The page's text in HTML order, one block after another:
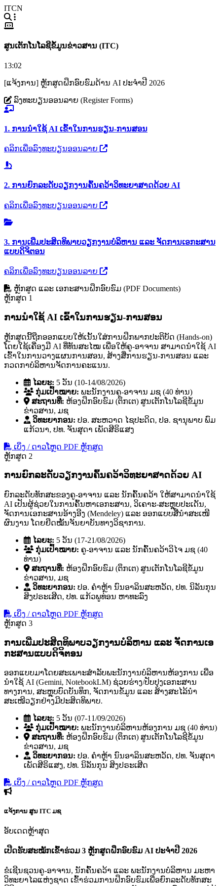
ITCN
ສູນເຕັກໂນໂລຊີຂໍ້ມູນຂ່າວສານ (ITC)
13:02
[ແຈ້ງການ] ຫຼັກສູດຝຶກອົບຮົມດ້ານ AI ປະຈຳປີ 2026
ລົງທະບຽນອອນລາຍ (Register Forms)
1. ການນຳໃຊ້ AI ເຂົ້າໃນການຮຽນ-ການສອນ
ຄລິກເພື່ອລົງທະບຽນອອນລາຍ
2. ການຍົກລະດັບວຽກງານຄົ້ນຄວ້າວິທະຍາສາດດ້ວຍ AI
ຄລິກເພື່ອລົງທະບຽນອອນລາຍ
3. ການເພີ່ມປະສິດທິພາບວຽກງານບໍລິຫານ ແລະ ຈັດການເອກະສານ
ແບບດິຈິຕອນ
ຄລິກເພື່ອລົງທະບຽນອອນລາຍ
ຫຼັກສູດ ແລະ ເອກະສານຝຶກອົບຮົມ (PDF Documents)
ຫຼັກສູດ 1
ການນໍາໃຊ້ AI ເຂົ້າໃນການຮຽນ-ການສອນ
ຫຼັກສູດນີ້ຖືກອອກແບບໃຫ້ເນັ້ນໃສ່ການຝຶກພາກປະຕິບັດ (Hands-on)
ໂດຍໃຊ້ເຄື່ອງມື AI ທີ່ທັນສະໄໝ ເພື່ອໃຫ້ຄູ-ອາຈານ ສາມາດນໍາໃຊ້ AI
ເຂົ້າໃນການວາງແຜນການສອນ, ສ້າງສື່ການຮຽນ-ການສອນ ແລະ
ກວດກາບໍລິຫານຈັດການຄະແນນ.
ໄລຍະ: 5 ວັນ (10-14/08/2026)
ກຸ່ມເປົ້າໝາຍ: ພະນັກງານຄູ-ອາຈານ ມຊ (40 ທ່ານ)
ສະຖານທີ່: ຫ້ອງຝຶກອົບຮົມ (ຕຶກເຕ) ສູນເຕັກໂນໂລຊີຂໍ້ມູນ
ຂ່າວສານ, ມຊ
ວິທະຍາກອນ: ປອ. ສະຫວາດ ໄຊປະດິດ, ປອ. ຊານຸພາບ ພົມ
ແກ້ວນາ, ປທ. ຈັນສຸດາ ເພັດສີຣິແສງ
ເບິ່ງ / ດາວໂຫຼດ PDF ຫຼັກສູດ
ຫຼັກສູດ 2
ການຍົກລະດັບວຽກງານຄົ້ນຄວ້າວິທະຍາສາດດ້ວຍ AI
ຍົກລະດັບທັກສະຂອງຄູ-ອາຈານ ແລະ ນັກຄົ້ນຄວ້າ ໃຫ້ສາມາດນໍາໃຊ້
AI ເປັນຜູ້ຊ່ວຍໃນການຄົ້ນຫາເອກະສານ, ວິເຄາະ-ສະຫຼຸບປະເດັນ,
ຈັດການເອກະສານອ້າງອີງ (Mendeley) ແລະ ອອກແບບສື່ນໍາສະເໜີ
ຜົນງານ ໂດຍຢຶດໝັ້ນຈັນຍາບັນທາງວິຊາການ.
ໄລຍະ: 5 ວັນ (17-21/08/2026)
ກຸ່ມເປົ້າໝາຍ: ຄູ-ອາຈານ ແລະ ນັກຄົ້ນຄວ້າວິໄຈ ມຊ (40
ທ່ານ)
ສະຖານທີ່: ຫ້ອງຝຶກອົບຮົມ (ຕຶກເຕ) ສູນເຕັກໂນໂລຊີຂໍ້ມູນ
ຂ່າວສານ, ມຊ
ວິທະຍາກອນ: ປອ. ຄໍາຫຼ້າ ນົນອາລິນສະຫວັດ, ປທ. ນິລັນກຸນ
ສິງປຣະເສີດ, ປທ. ແກ້ວພູທ່ອນ ຫາທະລົງ
ເບິ່ງ / ດາວໂຫຼດ PDF ຫຼັກສູດ
ຫຼັກສູດ 3
ການເພີ່ມປະສິດທິພາບວຽກງານບໍລິຫານ ແລະ ຈັດການເອ
ກະສານແບບດິຈິຕອນ
ອອກແບບມາໂດຍສະເພາະສຳລັບພະນັກງານບໍລິຫານຫ້ອງການ ເພື່ອ
ນຳໃຊ້ AI (Gemini, NotebookLM) ຊ່ວຍຮ່າງ/ປັບປຸງເອກະສານ
ທາງການ, ສະຫຼຸບບົດບັນທຶກ, ຈັດການຂໍ້ມູນ ແລະ ສ້າງສະໄລ້ນຳ
ສະເໜີວຽກຢ່າງມີປະສິດທິພາບ.
ໄລຍະ: 5 ວັນ (07-11/09/2026)
ກຸ່ມເປົ້າໝາຍ: ພະນັກງານບໍລິຫານຫ້ອງການ ມຊ (40 ທ່ານ)
ສະຖານທີ່: ຫ້ອງຝຶກອົບຮົມ (ຕຶກເຕ) ສູນເຕັກໂນໂລຊີຂໍ້ມູນ
ຂ່າວສານ, ມຊ
ວິທະຍາກອນ: ປອ. ຄໍາຫຼ້າ ນົນອາລິນສະຫວັດ, ປທ. ຈັນສຸດາ
ເພັດສີຣິແສງ, ປທ. ນິລັນກຸນ ສິງປຣະເສີດ
ເບິ່ງ / ດາວໂຫຼດ PDF ຫຼັກສູດ
ແຈ້ງການ ສູນ ITC ມຊ
ອັບເດດຫຼ້າສຸດ
ເປີດຮັບສະໝັກເຂົ້າຮ່ວມ 3 ຫຼັກສູດຝຶກອົບຮົມ AI ປະຈຳປີ 2026
ຂໍເຊີນຊວນຄູ-ອາຈານ, ນັກຄົ້ນຄວ້າ ແລະ ພະນັກງານບໍລິຫານ ມະຫາ
ວິທະຍາໄລແຫ່ງຊາດ ເຂົ້າຮ່ວມການຝຶກອົບຮົມເພື່ອຍົກລະດັບທັກສະ